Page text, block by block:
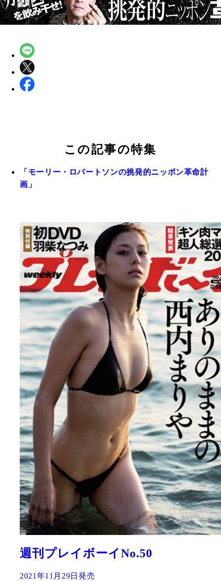
この記事の特集
「モーリー・ロバートソンの挑発的ニッポン革命計
画」
週刊プレイボーイNo.50
2021年11月29日発売